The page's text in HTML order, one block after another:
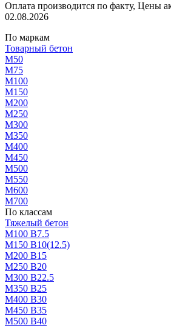
Оплата производится по факту, Цены
02.08.2026
По маркам
Товарный бетон
М50
М75
М100
М150
М200
М250
М300
М350
М400
М450
М500
М550
М600
М700
По классам
Тяжелый бетон
М100 В7.5
М150 В10(12.5)
М200 В15
М250 В20
М300 В22.5
М350 В25
М400 В30
М450 В35
М500 В40